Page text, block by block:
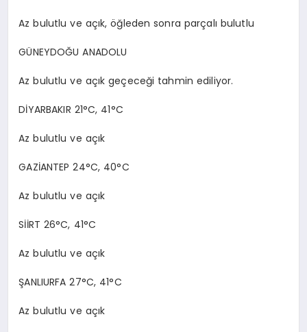
Az bulutlu ve açık, öğleden sonra parçalı bulutlu
GÜNEYDOĞU ANADOLU
Az bulutlu ve açık geçeceği tahmin ediliyor.
DİYARBAKIR 21°C, 41°C
Az bulutlu ve açık
GAZİANTEP 24°C, 40°C
Az bulutlu ve açık
SİİRT 26°C, 41°C
Az bulutlu ve açık
ŞANLIURFA 27°C, 41°C
Az bulutlu ve açık